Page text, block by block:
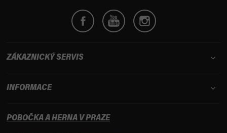
ZÁKAZNICKÝ SERVIS
INFORMACE
POBOČKA A HERNA V PRAZE